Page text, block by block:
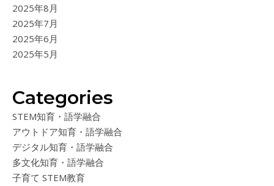
2025年8月
2025年7月
2025年6月
2025年5月
Categories
STEM知育・語学融合
アウトドア知育・語学融合
デジタル知育・語学融合
多文化知育・語学融合
子育て STEM教育